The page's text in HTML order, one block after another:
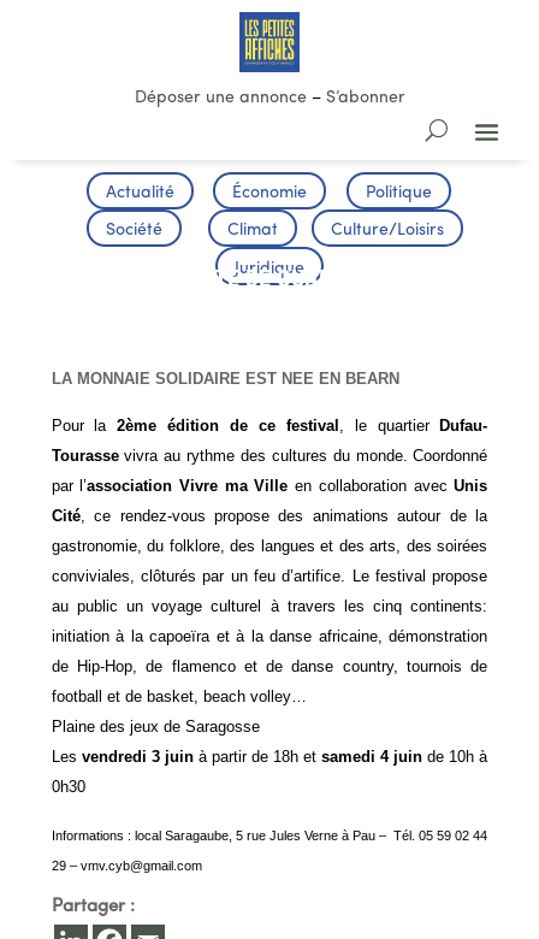
Déposer une annonce– S’abonner
Actualité Économie Politique
Société Climat Culture/Loisirs
Juridique
SOLI’CITÉ, FÊTE DE QUARTIER ET DES
LA MONNAIE SOLIDAIRE EST NEE EN BEARN
Pour la2ème édition de ce festival , le quartierDufau-
Tourassevivra au rythme des cultures du monde. Coordonné
par l’association Vivre ma Ville en collaboration avecUnis
Cité, ce rendez-vous propose des animations autour de la
gastronomie, du folklore, des langues et des arts, des soirées
conviviales, clôturés par un feu d’artifice. Le festival propose
au public un voyage culturel à travers les cinq continents:
initiation à la capoeïra et à la danse africaine, démonstration
de Hip-Hop, de flamenco et de danse country, tournois de
football et de basket, beach volley…
Plaine des jeux de Saragosse
Les vendredi 3 juinà partir de 18h etsamedi 4 juin de 10h à
0h30
Informations : local Saragaube, 5 rue Jules Verne à Pau – Tél. 05 59 02 44
29 – vmv.cyb@gmail.com
Partager :